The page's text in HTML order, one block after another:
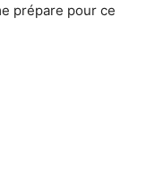
prépare pour ce